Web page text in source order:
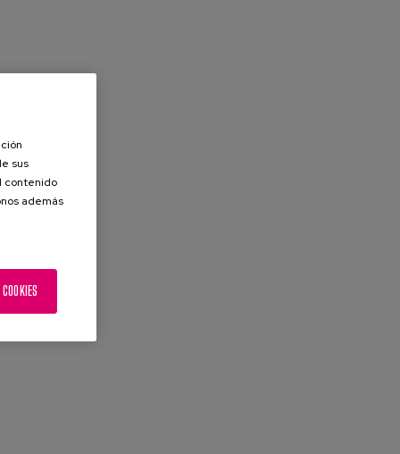
sus
contenido
además